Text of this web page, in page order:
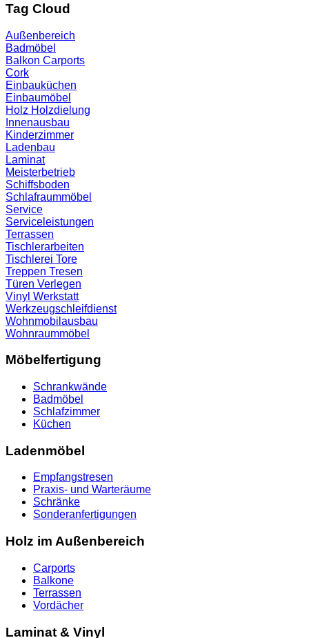
Tag Cloud
Außenbereich
Badmöbel
Balkon Carports
Cork
Einbauküchen
Einbaumöbel
Holz Holzdielung
Innenausbau
Kinderzimmer
Ladenbau
Laminat
Meisterbetrieb
Schiffsboden
Schlafraummöbel
Service
Serviceleistungen
Terrassen
Tischlerarbeiten
Tischlerei Tore
Treppen Tresen
Türen Verlegen
Vinyl Werkstatt
Werkzeugschleifdienst
Wohnmobilausbau
Wohnraummöbel
Möbelfertigung
Schrankwände
Badmöbel
Schlafzimmer
Küchen
Ladenmöbel
Empfangstresen
Praxis- und Warteräume
Schränke
Sonderanfertigungen
Holz im Außenbereich
Carports
Balkone
Terrassen
Vordächer
Laminat & Vinyl